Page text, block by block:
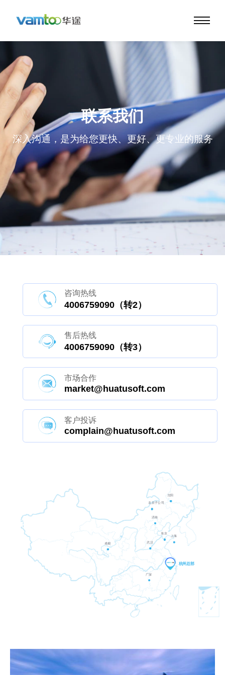
联系我们
深入沟通，是为给您更快、更好、更专业的服务
咨询热线
4006759090（转2）
售后热线
4006759090（转3）
市场合作
market@huatusoft.com
客户投诉
complain@huatusoft.com
杭州总部
北京子公司
上海
广深
南京
济南
武汉
成都
沈阳